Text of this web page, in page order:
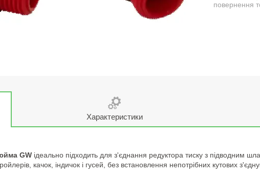
повернення
Характеристики
GW ідеально підходить для з'єднання редуктора тиску з підводним
качок, індичок і гусей, без встановлення непотрібних кутових